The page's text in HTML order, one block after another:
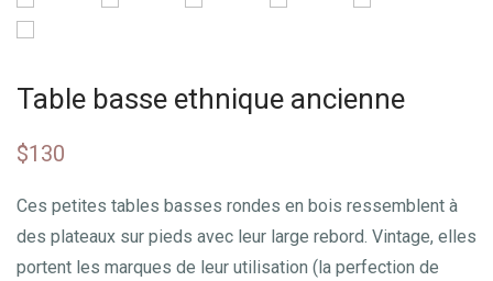
Table basse ethnique ancienne
$130
Ces petites tables basses rondes en bois ressemblent à
des plateaux sur pieds avec leur large rebord. Vintage, elles
portent les marques de leur utilisation (la perfection de